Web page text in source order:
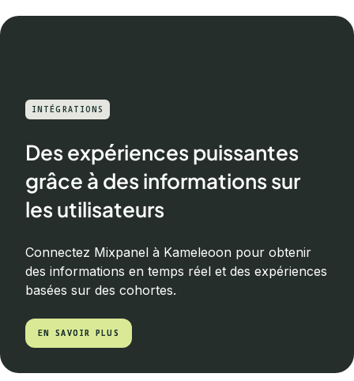
INTÉGRATIONS
Des expériences puissantes
grâce à des informations sur
les utilisateurs
Connectez Mixpanel à Kameleoon pour obtenir
des informations en temps réel et des expériences
basées sur des cohortes.
EN SAVOIR PLUS
EN SAVOIR PLUS